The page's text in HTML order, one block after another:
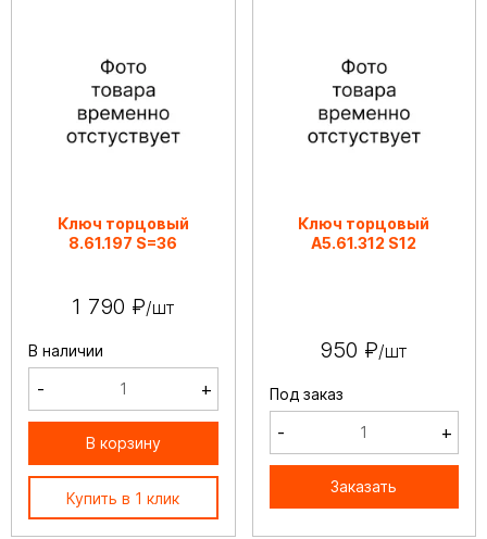
Ключ торцовый
8.61.197 S=36
1 790 ₽/шт
В наличии
- +
В корзину
Купить в 1 клик
Ключ торцовый
А5.61.312 S12
950 ₽/шт
Под заказ
- +
Заказать